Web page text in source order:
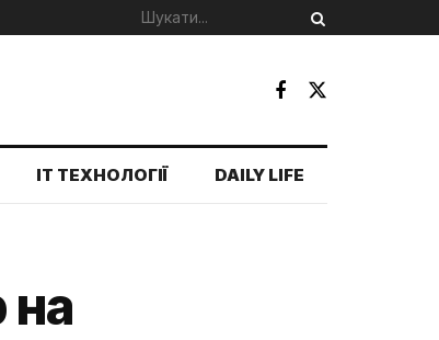
IT ТЕХНОЛОГІЇ DAILY LIFE
на